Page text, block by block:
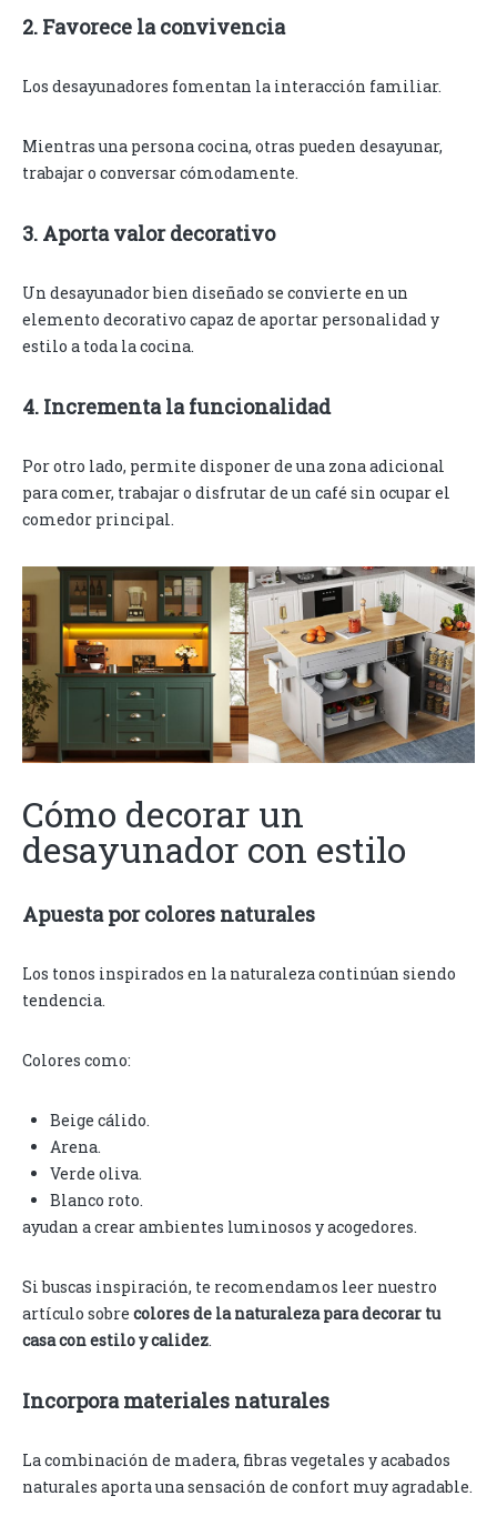
2. Favorece la convivencia
Los desayunadores fomentan la interacción familiar.
Mientras una persona cocina, otras pueden desayunar,
trabajar o conversar cómodamente.
3. Aporta valor decorativo
Un desayunador bien diseñado se convierte en un
elemento decorativo capaz de aportar personalidad y
estilo a toda la cocina.
4. Incrementa la funcionalidad
Por otro lado, permite disponer de una zona adicional
para comer, trabajar o disfrutar de un café sin ocupar el
comedor principal.
Cómo decorar un
desayunador con estilo
Apuesta por colores naturales
Los tonos inspirados en la naturaleza continúan siendo
tendencia.
Colores como:
Beige cálido.
Arena.
Verde oliva.
Blanco roto.
ayudan a crear ambientes luminosos y acogedores.
Si buscas inspiración, te recomendamos leer nuestro
artículo sobre colores de la naturaleza para decorar tu
casa con estilo y calidez.
Incorpora materiales naturales
La combinación de madera, fibras vegetales y acabados
naturales aporta una sensación de confort muy agradable.